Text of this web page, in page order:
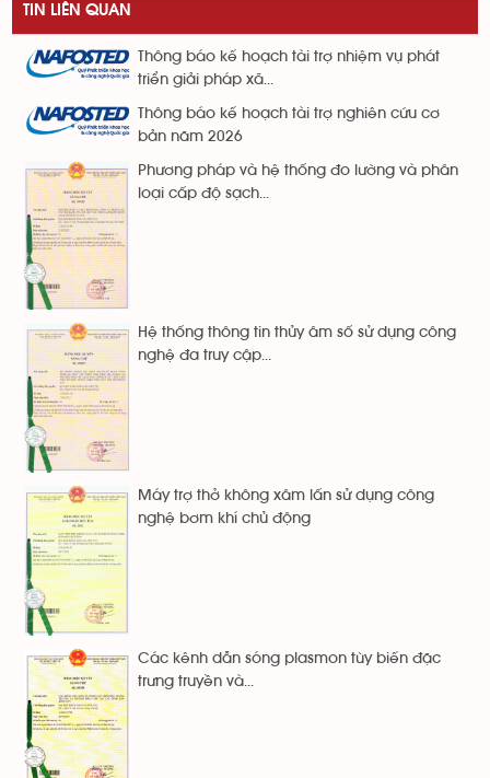
TIN LIÊN QUAN
Thông báo kế hoạch tài trợ nhiệm vụ phát
triển giải pháp xã...
Thông báo kế hoạch tài trợ nghiên cứu cơ
bản năm 2026
Phương pháp và hệ thống đo lường và phân
loại cấp độ sạch...
Hệ thống thông tin thủy âm số sử dụng công
nghệ đa truy cập...
Máy trợ thở không xâm lấn sử dụng công
nghệ bơm khí chủ động
Các kênh dẫn sóng plasmon tùy biến đặc
trưng truyền và...